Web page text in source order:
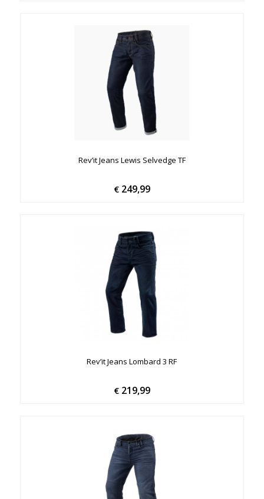
Rev’it Jeans Lewis Selvedge TF
€249,99
Rev’it Jeans Lombard 3 RF
€219,99